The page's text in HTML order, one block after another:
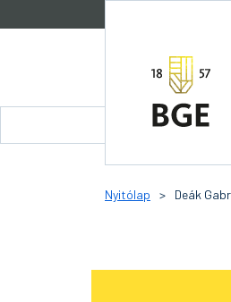
Nyitólap > Deák